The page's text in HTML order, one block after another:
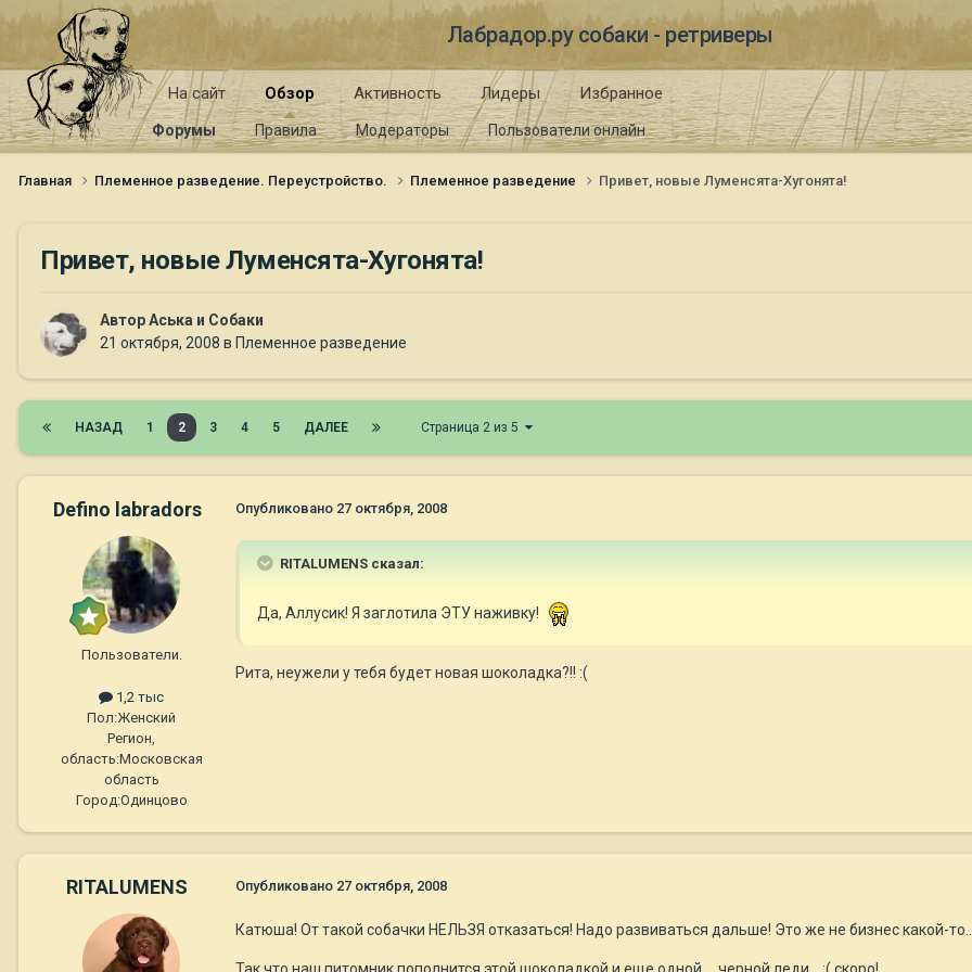
Лабрадор.ру собаки - ретриверы
На сайт Обзор
Форумы Правила Модераторы Пользователи онлайн
Активность Лидеры Избранное
Главная Племенное разведение. Переустройство. Племенное разведение Привет, новые Луменсята-Хугонята!
Привет, новые Луменсята-Хугонята!
АвторАська и Собаки
21 октября, 2008 в Племенное разведение
НАЗАД 1 2 3 4 5 ДАЛЕЕ Страница 2 из 5
Defino labradors
Пользователи.
1,2 тыс
Пол:Женский
Регион,
область:Московская
область
Город:Одинцово
Опубликовано 27 октября, 2008
RITALUMENS сказал:
Да, Аллусик! Я заглотила ЭТУ наживку!
Рита, неужели у тебя будет новая шоколадка?!! :(
RITALUMENS Опубликовано 27 октября, 2008
Катюша! От такой собачки НЕЛЬЗЯ отказаться! Надо развиваться дальше! Это же не бизнеc какой-